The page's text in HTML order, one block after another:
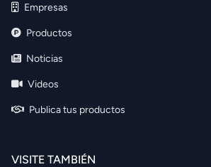
Empresas
Productos
Noticias
Videos
Publica tus productos
VISITE TAMBIÉN